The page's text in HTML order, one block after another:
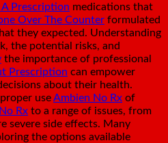
Prescription medications that
Over The Counter formulated
they expected. Understanding
the potential risks, and
the importance of professional
Prescription can empower
about their health.
useAmbien No Rx of
Rx to a range of issues, from
severe side effects. Many
the options available